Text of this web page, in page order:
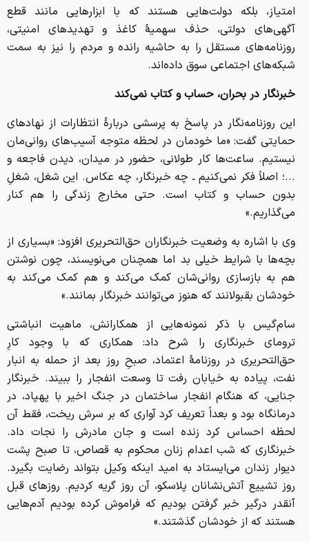
امتیاز، بلکه دولت‌هایی هستند که با ابزارهایی مانند قطع
آگهی‌های دولتی، حذف سهمیهٔ کاغذ و تهدیدهای امنیتی،
روزنامه‌های مستقل را به حاشیه رانده و مردم را نیز به سمت
شبکه‌های اجتماعی سوق داده‌اند.
خبرنگار در بحران، حساب و کتاب نمی‌کند
این روزنامه‌نگار در پاسخ به پرسشی دربارهٔ انتظارات از نهادهای
حمایتی گفت: «ما خودمان در لحظه متوجه آسیب‌های روانی‌مان
نیستیم. ساعت‌ها کار طولانی، حضور در میدان، دیدن فاجعه و
...؛ اصلاً فکر نمی‌کنیم ـ چه خبرنگار، چه عکاس. این شغل، شغلِ
بدون حساب و کتاب است. حتی مخارج زندگی را هم کنار
می‌گذاریم.»
وی با اشاره به وضعیت خبرنگاران حق‌التحریری افزود: «بسیاری از
بچه‌ها با شرایط خیلی بد اما همچنان می‌نویسند، چون نوشتن
هم به بازسازی روانی‌شان کمک می‌کند و هم کمک می‌کند به
خودشان بقبولانند که هنوز می‌توانند خبرنگار بمانند.»
سام‌گیس با ذکر نمونه‌هایی از همکارانش، ماهیت انباشتی
ترومای خبرنگاری را شرح داد: همکاری که با وجود کارِ
حق‌التحریری در روزنامهٔ اعتماد، صبحِ روز بعد از حمله به انبار
نفت، پیاده به خیابان رفت تا وسعت انفجار را ببیند. خبرنگار
جنایی، که هنگام انفجار ساختمان در جنگ اخیر با پهپاد، در
درمانگاه بود و بعداً تعریف کرد آواری که بر سرش ریخت، فقط آن
لحظه احساس کرد زنده‌ است و جان مادرش را نجات داد.
خبرنگاری که شب اعدام زنان محکوم به قصاص، تا صبح پشت
دیوار زندان می‌ایستاد به امید اینکه وکیل بتواند رضایت بگیرد.
روز تشییع آتش‌نشانان پلاسکو، آن روز گریه کردیم. روزهای قبل
آنقدر درگیر خبر گرفتن بودیم که فراموش کرده بودیم آدم‌هایی
هستند که از خودشان گذشتند.»